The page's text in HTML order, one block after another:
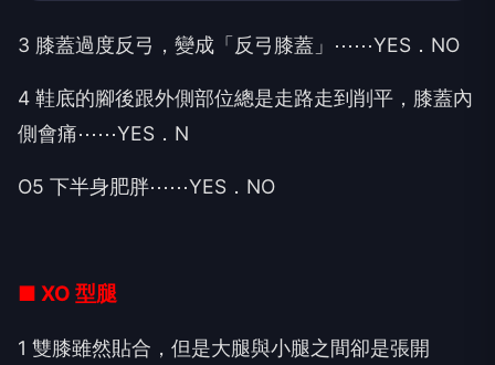
3 膝蓋過度反弓，變成「反弓膝蓋」⋯⋯YES．NO
4 鞋底的腳後跟外側部位總是走路走到削平，膝蓋內
側會痛⋯⋯YES．N
O5 下半身肥胖⋯⋯YES．NO
■ XO 型腿
1 雙膝雖然貼合，但是大腿與小腿之間卻是張開